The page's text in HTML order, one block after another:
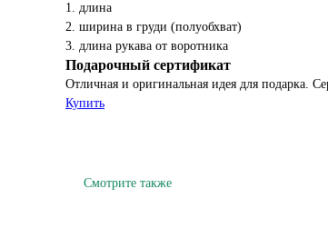
1. длина
2. ширина в груди (полуобхват)
3. длина рукава от воротника
Подарочный сертификат
Отличная и оригинальная идея для подарка.
Купить
Смотрите также